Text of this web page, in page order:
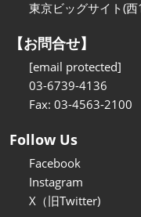
東京ビッグサイト(
【お問合せ】
[email protected]
03-6739-4136
Fax: 03-4563-2100
Follow Us
Facebook
Instagram
X（旧Twitter)